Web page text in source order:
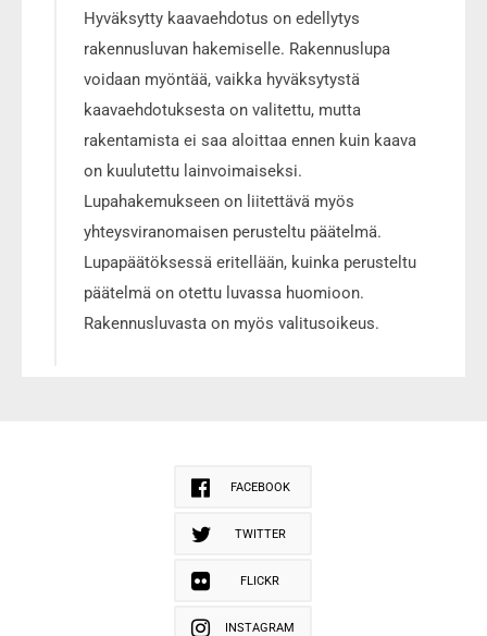
Hyväksytty kaavaehdotus on edellytys
rakennusluvan hakemiselle. Rakennuslupa
voidaan myöntää, vaikka hyväksytystä
kaavaehdotuksesta on valitettu, mutta
rakentamista ei saa aloittaa ennen kuin kaava
on kuulutettu lainvoimaiseksi.
Lupahakemukseen on liitettävä myös
yhteysviranomaisen perusteltu päätelmä.
Lupapäätöksessä eritellään, kuinka perusteltu
päätelmä on otettu luvassa huomioon.
Rakennusluvasta on myös valitusoikeus.
FACEBOOK
TWITTER
FLICKR
INSTAGRAM